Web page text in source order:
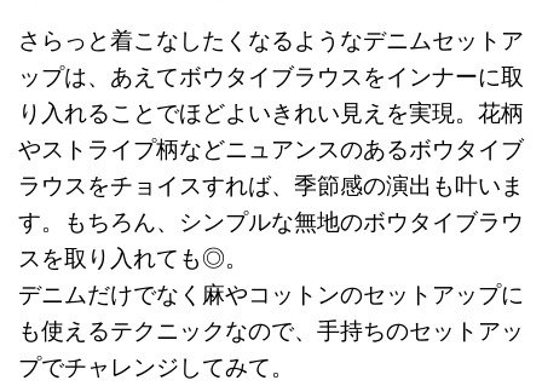
さらっと着こなしたくなるようなデニムセットア
ップは、あえてボウタイブラウスをインナーに取
り入れることでほどよいきれい見えを実現。花柄
やストライプ柄などニュアンスのあるボウタイブ
ラウスをチョイスすれば、季節感の演出も叶いま
す。もちろん、シンプルな無地のボウタイブラウ
スを取り入れても◎。
デニムだけでなく麻やコットンのセットアップに
も使えるテクニックなので、手持ちのセットアッ
プでチャレンジしてみて。